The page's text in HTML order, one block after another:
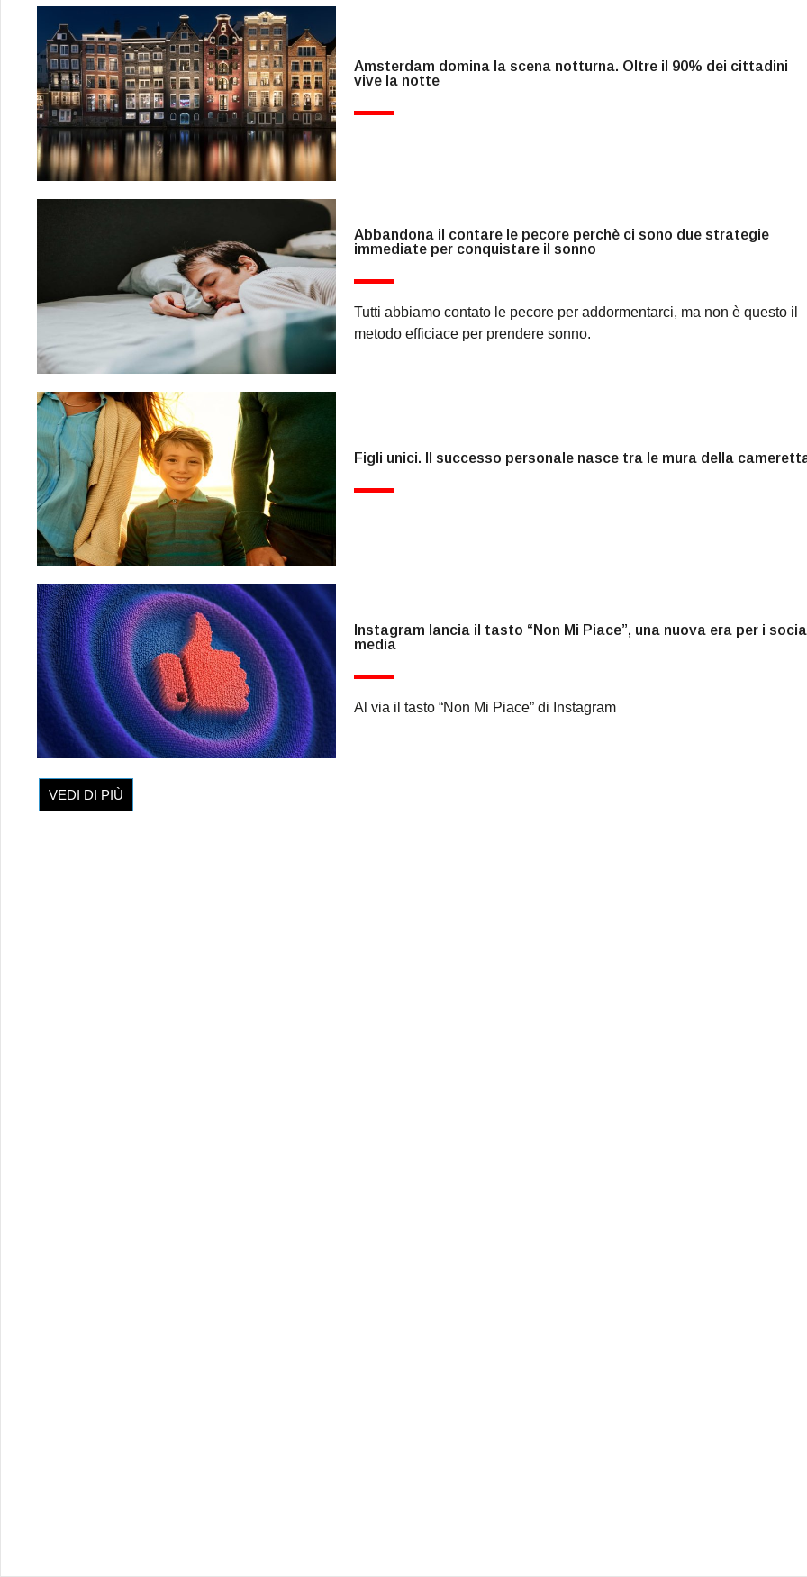
Amsterdam domina la scena notturna. Oltre il 90% dei cittadini
vive la notte
Abbandona il contare le pecore perchè ci sono due strategie
immediate per conquistare il sonno
Tutti abbiamo contato le pecore per addormentarci, ma non è questo il
metodo efficiace per prendere sonno.
Figli unici. Il successo personale nasce tra le mura della
Instagram lancia il tasto “Non Mi Piace”, una nuova era per i
media
Al via il tasto “Non Mi Piace” di Instagram
VEDI DI PIÙ